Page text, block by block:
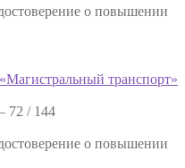
о повышении
транспорт»
72 / 144
о повышении